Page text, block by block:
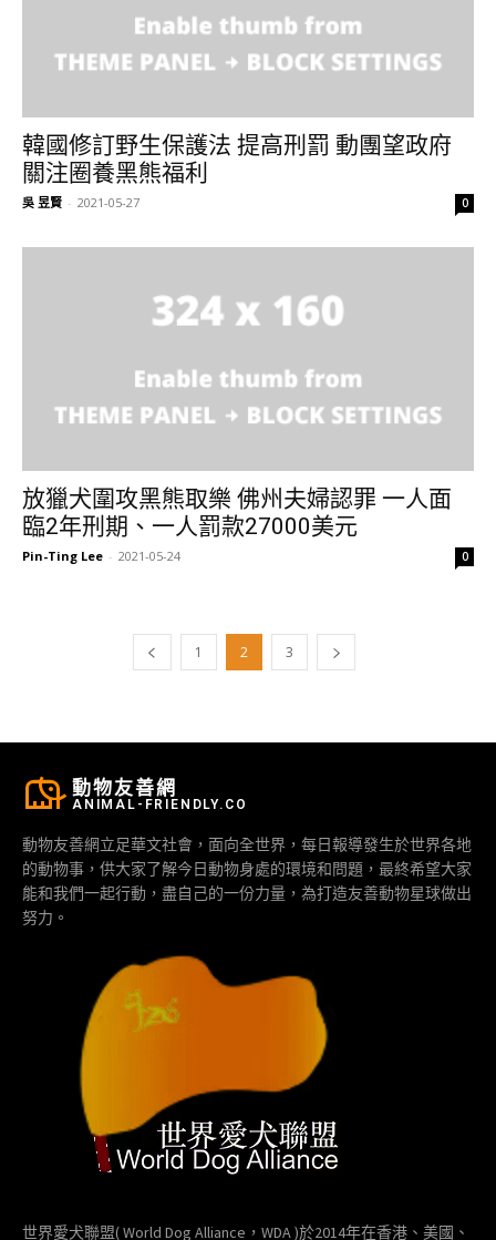
韓國修訂野生保護法 提高刑罰 動團望政府
關注圈養黑熊福利
吳 昱賢 - 2021-05-27 0
放獵犬圍攻黑熊取樂 佛州夫婦認罪 一人面
臨2年刑期、一人罰款27000美元
Pin-Ting Lee - 2021-05-24 0
1 2 3
動物友善網
ANIMAL-FRIENDLY.CO
動物友善網立足華文社會，面向全世界，每日報導發生於世界各地
的動物事，供大家了解今日動物身處的環境和問題，最終希望大家
能和我們一起行動，盡自己的一份力量，為打造友善動物星球做出
努力。
世界愛犬聯盟( World Dog Alliance，WDA )於2014年在香港、美國、